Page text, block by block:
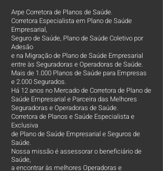
Arpe Corretora de Planos de Saúde.
Corretora Especialista em Plano de Saúde
Empresarial,
Seguro de Saúde, Plano de Saúde Coletivo por
Adesão
e na Migração de Plano de Saúde Empresarial
entre às Seguradoras e Operadoras de Saúde.
Mais de 1.000 Planos de Saúde para Empresas
e 2.000 Segurados.
Há 12 anos no Mercado de Corretora de Plano de
Saúde Empresarial e Parceira das Melhores
Seguradoras e Operadoras de Saúde.
Corretora de Planos e Saúde Especialista e
Exclusiva
de Plano de Saúde Empresarial e Seguros de
Saúde.
Nossa missão é assessorar o beneficiário de
Saúde,
a encontrar às melhores Operadoras e